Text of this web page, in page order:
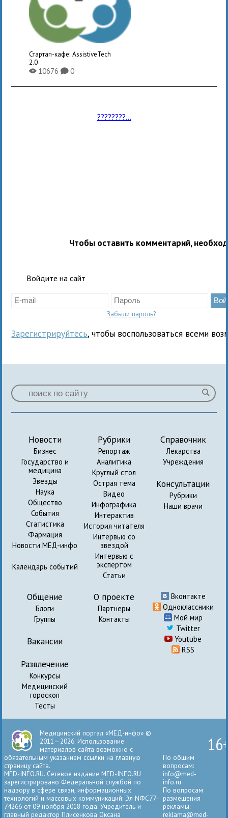
Стартап-кафе: AssistiveTech
2.0
X10676K0
????????...
Чтобы оставить комментарий,
Войдите на сайт
Забыли пароль?
Зарегистрируйтесь, чтобы воспользоваться всеми
Новости
Бизнес
Государство и
медицина
Звезды
Наука
Общество
События
Статистика
Фармация
Новости МЕД-инфо
Календарь событий
Рубрики
Репортаж
Аналитика
Круглый стол
Острая тема
Видео
Инфографика
Интерактив
История читателя
Интервью со
звездой
Интервью с
экспертом
Статьи
Справочник
Лекарства
Учреждения
Консультации
Рубрики
Наши врачи
Общение
Блоги
Группы
Вакансии
Развлечение
Конкурсы
Медицинский
гороскоп
Тесты
О проекте
Партнеры
Контакты
Вконтакте
Одноклассники
Мой мир
Twitter
Youtube
RSS
Медицинский портал «МЕД-инфо» ©
2011—2026. Использование
материалов сайта возможно с
обязательным указанием ссылки на главную
страницу сайта.
MED-INFO.RU. Сетевое издание MED-INFO.RU
зарегистрировано Федеральной службой по
надзору в сфере связи, информационных
технологий и массовых коммуникаций: Эл NФС77-
74266 от 09 ноября 2018 года. Учредитель и
главный редактор Плисенкова Оксана
По общим
вопросам:
info@med-
info.ru
По вопросам
размещения
рекламы:
reklama@med-